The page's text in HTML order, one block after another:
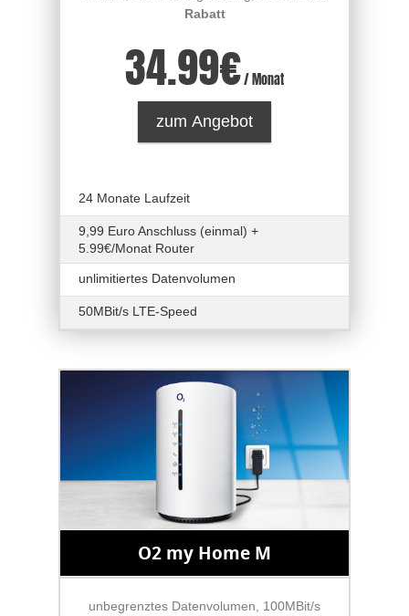
Rabatt
34.99€/ Monat
zum Angebot
24 Monate Laufzeit
9,99 Euro Anschluss (einmal) +
5.99€/Monat Router
unlimitiertes Datenvolumen
50MBit/s LTE-Speed
O2 my Home M
unbegrenztes Datenvolumen, 100MBit/s